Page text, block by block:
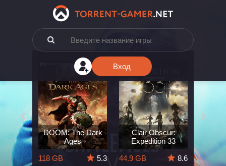
Вход
The
5.7
DOOM: The Dark
Ages
118 GB
5.3
Clair Obscur:
Expedition 33
44.9 GB
8.6
164 GB